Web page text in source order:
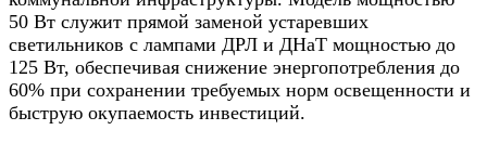
50 Вт служит прямой заменой устаревших
светильников с лампами ДРЛ и ДНаТ мощностью до
125 Вт, обеспечивая снижение энергопотребления до
60% при сохранении требуемых норм освещенности и
быструю окупаемость инвестиций.